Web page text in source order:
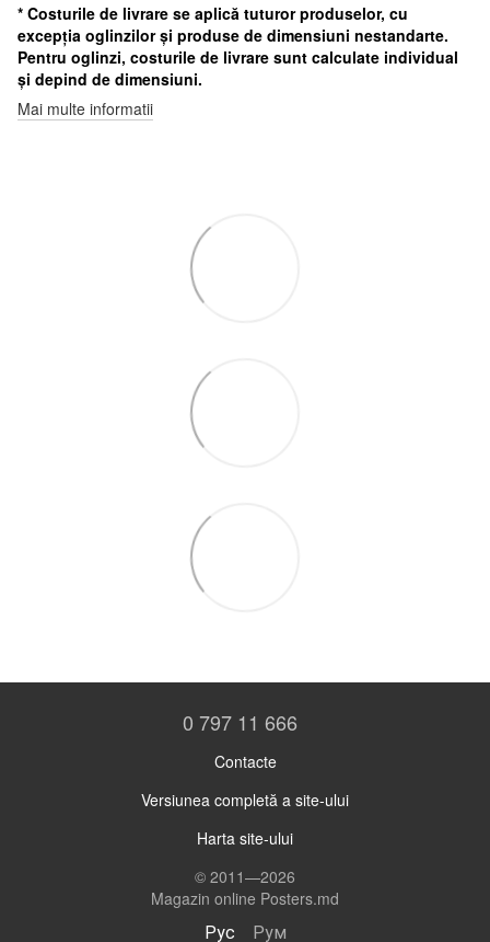
* Costurile de livrare se aplică tuturor produselor, cu
excepția oglinzilor și produse de dimensiuni nestandarte.
Pentru oglinzi, costurile de livrare sunt calculate individual
și depind de dimensiuni.
Mai multe informatii
0 797 11 666
Contacte
Versiunea completă a site-ului
Harta site-ului
© 2011—2026
Magazin online Posters.md
Рус Рум